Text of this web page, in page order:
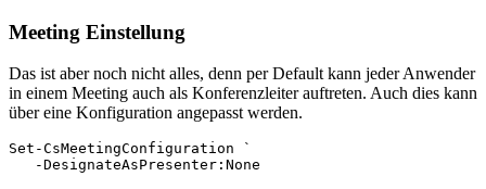
Meeting Einstellung
Das ist aber noch nicht alles, denn per Default kann jeder Anwender
in einem Meeting auch als Konferenzleiter auftreten. Auch dies kann
über eine Konfiguration angepasst werden.
Set-CsMeetingConfiguration `
   -DesignateAsPresenter:None